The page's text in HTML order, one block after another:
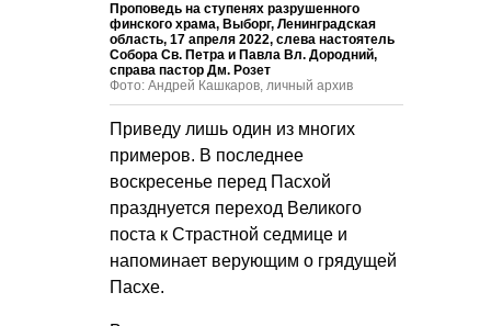
Проповедь на ступенях разрушенного
финского храма, Выборг, Ленинградская
область, 17 апреля 2022, слева настоятель
Собора Св. Петра и Павла Вл. Дородний,
справа пастор Дм. Розет
Фото: Андрей Кашкаров, личный архив
Приведу лишь один из многих
примеров. В последнее
воскресенье перед Пасхой
празднуется переход Великого
поста к Страстной седмице и
напоминает верующим о грядущей
Пасхе.